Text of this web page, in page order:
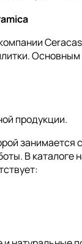
продукции.
В